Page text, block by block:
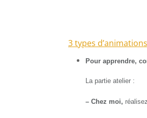
3 types
Pour apprendre,
La partie atelier :
– Chez moi, r